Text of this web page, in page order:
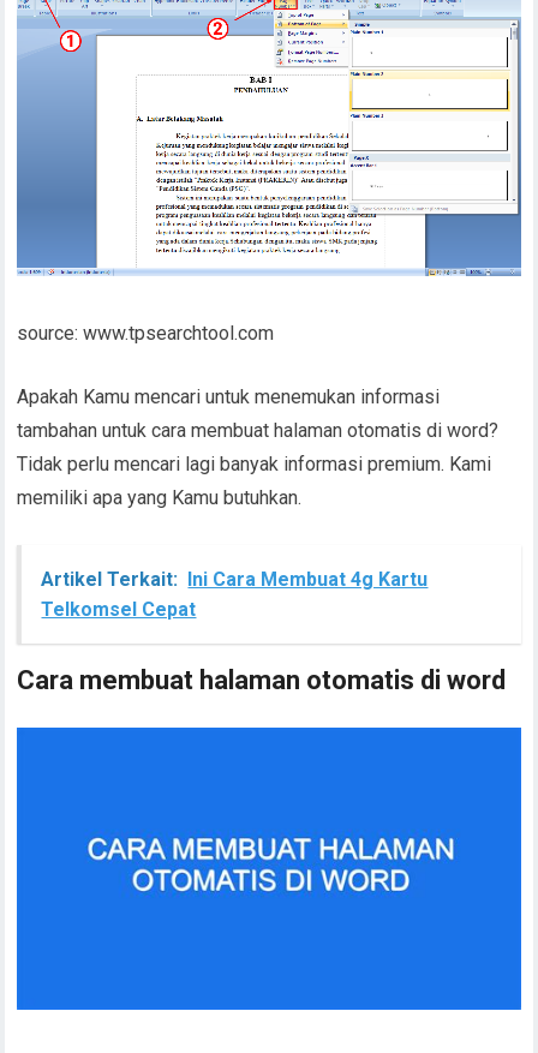
source: www.tpsearchtool.com
Apakah Kamu mencari untuk menemukan informasi
tambahan untuk cara membuat halaman otomatis di word?
Tidak perlu mencari lagi banyak informasi premium. Kami
memiliki apa yang Kamu butuhkan.
Artikel Terkait: Ini Cara Membuat 4g Kartu
Telkomsel Cepat
Cara membuat halaman otomatis di word